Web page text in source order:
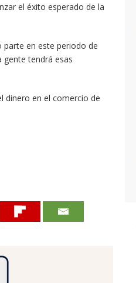
el éxito esperado de la
parte en este periodo de
gente tendrá esas
dinero en el comercio de